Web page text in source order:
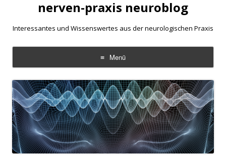
nerven-praxis neuroblog
Interessantes und Wissenswertes aus der neurologischen Praxis
Menü
Zum
Inhalt
springen